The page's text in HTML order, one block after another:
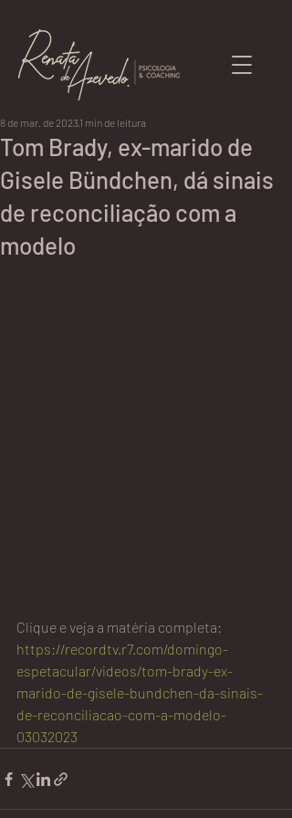
Tom Brady, ex-marido de
Gisele Bündchen, dá sinais
de reconciliação com a
modelo
8 de mar. de 2023 1 min de leitura
Clique e veja a matéria completa:
https://recordtv.r7.com/domingo-
espetacular/videos/tom-brady-ex-
marido-de-gisele-bundchen-da-sinais-
de-reconciliacao-com-a-modelo-
03032023